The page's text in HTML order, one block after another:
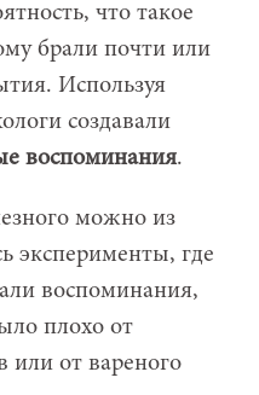
что такое
брали почти или
Используя
создавали
воспоминания.
можно из
эксперименты, где
воспоминания,
плохо от
или от вареного